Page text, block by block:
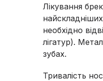
Лікування
необхідно
лігатур).
зубах.
Тривалість